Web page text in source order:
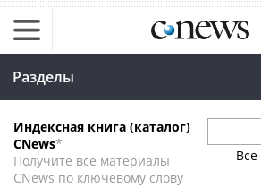
Разделы
Индексная книга (каталог)
CNews*
Получите все материалы
CNews по ключевому слову
Все